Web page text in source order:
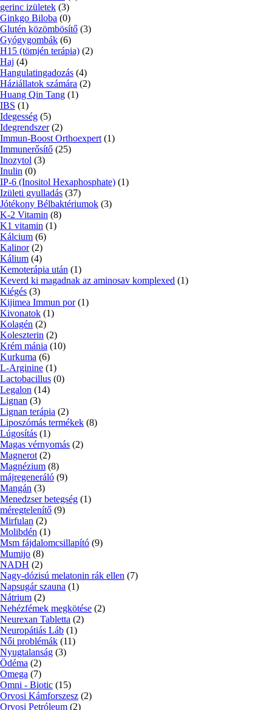
gerinc izületek (3)
Ginkgo Biloba (0)
Glutén közömbösítő (3)
Gyógygombák (6)
H15 (tömjén terápia) (2)
Haj (4)
Hangulatingadozás (4)
Háziállatok számára (2)
Huang Qin Tang (1)
IBS (1)
Idegesség (5)
Idegrendszer (2)
Immun-Boost Orthoexpert (1)
Immunerősítő (25)
Inozytol (3)
Inulin (0)
IP-6 (Inositol Hexaphosphate) (1)
Izületi gyulladás (37)
Jótékony Bélbaktériumok (3)
K-2 Vitamin (8)
K1 vitamin (1)
Kálcium (6)
Kalinor (2)
Kálium (4)
Kemoterápia után (1)
Keverd ki magadnak az aminosav komplexed (1)
Kiégés (3)
Kijimea Immun por (1)
Kivonatok (1)
Kolagén (2)
Koleszterin (2)
Krém mánia (10)
Kurkuma (6)
L-Arginine (1)
Lactobacillus (0)
Legalon (14)
Lignan (3)
Lignan terápia (2)
Liposzómás termékek (8)
Lúgosítás (1)
Magas vérnyomás (2)
Magnerot (2)
Magnézium (8)
májregeneráló (9)
Mangán (3)
Menedzser betegség (1)
méregtelenítő (9)
Mirfulan (2)
Molibdén (1)
Msm fájdalomcsillapító (9)
Mumijo (8)
NADH (2)
Nagy-dózisú melatonin rák ellen (7)
Napsugár szauna (1)
Nátrium (2)
Nehézfémek megkötése (2)
Neurexan Tabletta (2)
Neuropátiás Láb (1)
Női problémák (11)
Nyugtalanság (3)
Ödéma (2)
Omega (7)
Omni - Biotic (15)
Orvosi Kámforszesz (2)
Orvosi Petróleum (2)